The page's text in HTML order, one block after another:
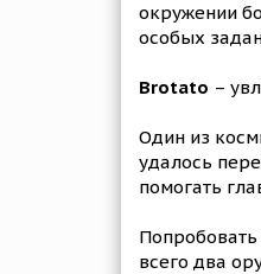
окружении
особых
Brotato –
Один из
удалось
помогать
всего два